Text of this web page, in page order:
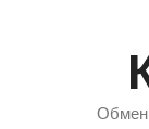
Обмен